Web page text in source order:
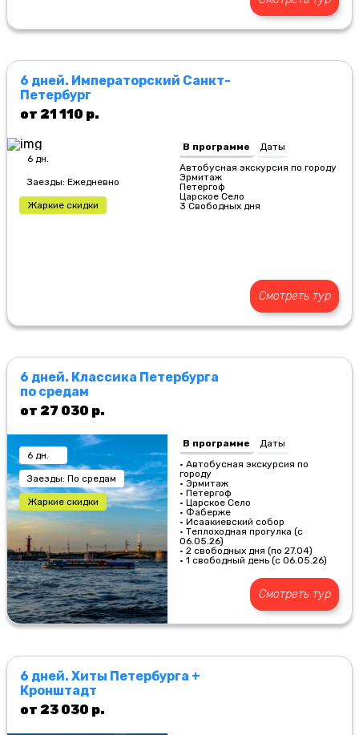
6 дней. Императорский Санкт-
Петербург
от 21 110 р.
6 дн.
Заезды: Ежедневно
Жаркие скидки
В программе
Даты
Автобусная экскурсия по городу
Эрмитаж
Петергоф
Царское Село
3 Свободных дня
Смотреть тур
6 дней. Классика Петербурга
по средам
от 27 030 р.
6 дн.
Заезды: По средам
Жаркие скидки
В программе
Даты
• Автобусная экскурсия по
городу
• Эрмитаж
• Петергоф
• Царское Село
• Фаберже
• Исаакиевский собор
• Теплоходная прогулка (с
06.05.26)
• 2 свободных дня (по 27.04)
• 1 свободный день (с 06.05.26)
Смотреть тур
6 дней. Хиты Петербурга +
Кронштадт
от 23 030 р.